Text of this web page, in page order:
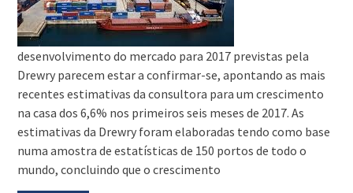
desenvolvimento do mercado para 2017 previstas pela
Drewry parecem estar a confirmar-se, apontando as mais
recentes estimativas da consultora para um crescimento
na casa dos 6,6% nos primeiros seis meses de 2017. As
estimativas da Drewry foram elaboradas tendo como base
numa amostra de estatísticas de 150 portos de todo o
mundo, concluindo que o crescimento